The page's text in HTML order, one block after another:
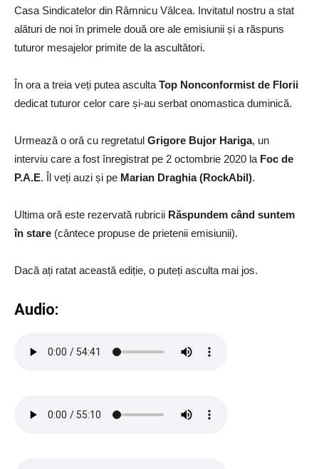
Casa Sindicatelor din Râmnicu Vâlcea. Invitatul nostru a stat
alături de noi în primele două ore ale emisiunii și a răspuns
tuturor mesajelor primite de la ascultători.
În ora a treia veți putea asculta Top Nonconformist de Florii
dedicat tuturor celor care și-au serbat onomastica duminică.
Urmează o oră cu regretatul Grigore Bujor Hariga, un
interviu care a fost înregistrat pe 2 octombrie 2020 la Foc de
P.A.E. Îl veți auzi și pe Marian Draghia (RockAbil).
Ultima oră este rezervată rubricii Răspundem când suntem
în stare (cântece propuse de prietenii emisiunii).
Dacă ați ratat această ediție, o puteți asculta mai jos.
Audio: